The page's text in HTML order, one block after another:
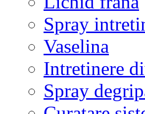
Spray
Vaselina
Intretinere
Spray